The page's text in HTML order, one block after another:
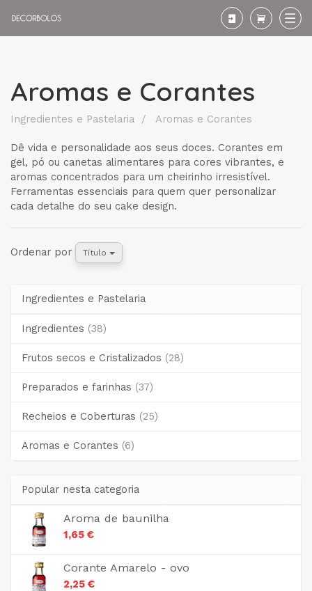
Aromas e Corantes
Aromas
e
Corantes
Ingredientes e Pastelaria Aromas e Corantes
Dê vida e personalidade aos seus doces. Corantes em
gel, pó ou canetas alimentares para cores vibrantes, e
aromas concentrados para um cheirinho irresistível.
Ferramentas essenciais para quem quer personalizar
cada detalhe do seu cake design.
Ordenar por Título
Ingredientes e Pastelaria
Ingredientes (38)
Frutos secos e Cristalizados (28)
Preparados e farinhas (37)
Recheios e Coberturas (25)
Aromas e Corantes (6)
Popular nesta categoria
Aroma de baunilha
1,65 €
Corante Amarelo - ovo
2,25 €